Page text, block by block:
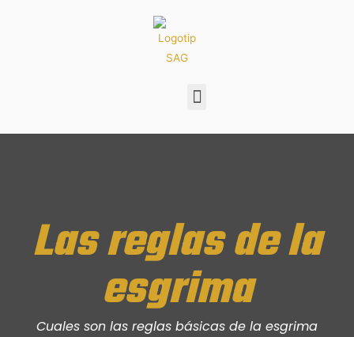
Las reglas de la
esgrima
Cuales son las reglas básicas de la esgrima